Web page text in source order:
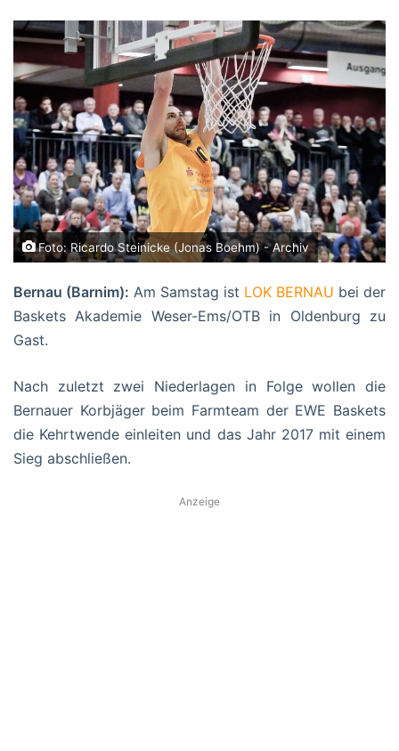
Foto: Ricardo Steinicke (Jonas Boehm) - Archiv
Bernau (Barnim): Am Samstag ist LOK BERNAU bei der
Baskets Akademie Weser-Ems/OTB in Oldenburg zu
Gast.
Nach zuletzt zwei Niederlagen in Folge wollen die
Bernauer Korbjäger beim Farmteam der EWE Baskets
die Kehrtwende einleiten und das Jahr 2017 mit einem
Sieg abschließen.
Anzeige